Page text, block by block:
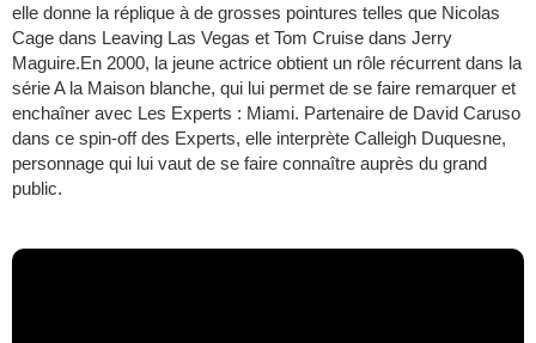
elle donne la réplique à de grosses pointures telles que Nicolas
Cage dans Leaving Las Vegas et Tom Cruise dans Jerry
Maguire.En 2000, la jeune actrice obtient un rôle récurrent dans la
série A la Maison blanche, qui lui permet de se faire remarquer et
enchaîner avec Les Experts : Miami. Partenaire de David Caruso
dans ce spin-off des Experts, elle interprète Calleigh Duquesne,
personnage qui lui vaut de se faire connaître auprès du grand
public.